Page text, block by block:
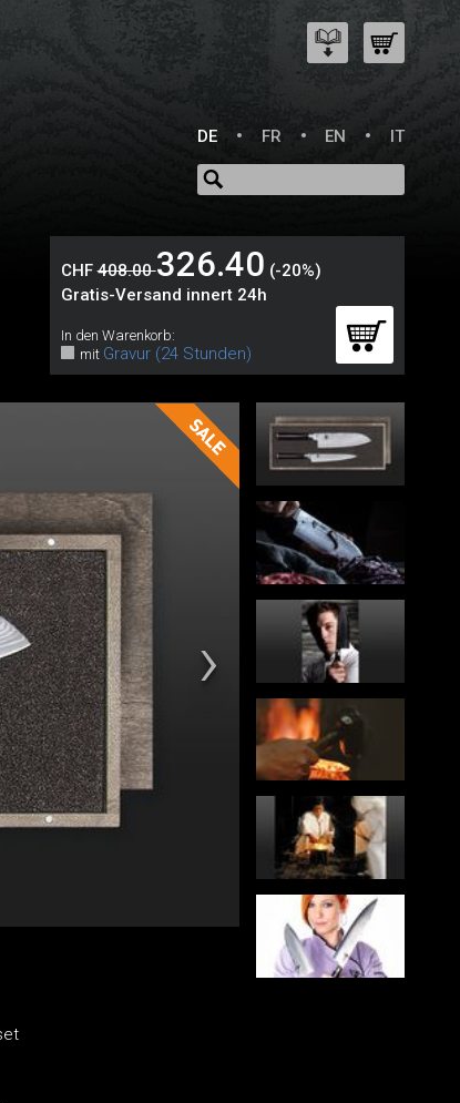
DE
FR EN IT
CHF408.00326.40 (-20%)
Gratis-Versand innert 24h
In den Warenkorb:
mit Gravur (24 Stunden)